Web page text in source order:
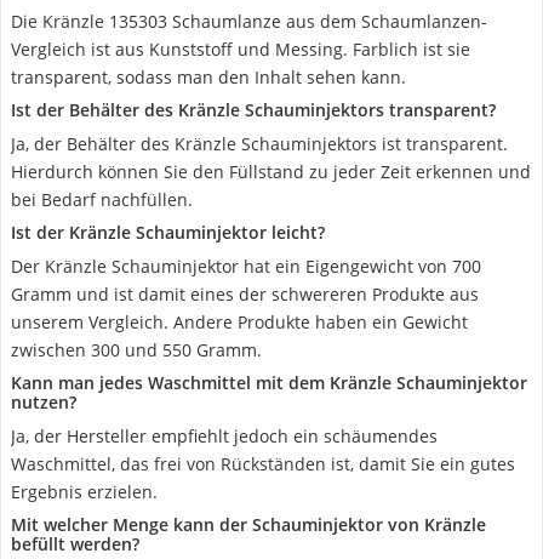
Die Kränzle 135303 Schaumlanze aus dem Schaumlanzen-
Vergleich ist aus Kunststoff und Messing. Farblich ist sie
transparent, sodass man den Inhalt sehen kann.
Ist der Behälter des Kränzle Schauminjektors transparent?
Ja, der Behälter des Kränzle Schauminjektors ist transparent.
Hierdurch können Sie den Füllstand zu jeder Zeit erkennen und
bei Bedarf nachfüllen.
Ist der Kränzle Schauminjektor leicht?
Der Kränzle Schauminjektor hat ein Eigengewicht von 700
Gramm und ist damit eines der schwereren Produkte aus
unserem Vergleich. Andere Produkte haben ein Gewicht
zwischen 300 und 550 Gramm.
Kann man jedes Waschmittel mit dem Kränzle Schauminjektor
nutzen?
Ja, der Hersteller empfiehlt jedoch ein schäumendes
Waschmittel, das frei von Rückständen ist, damit Sie ein gutes
Ergebnis erzielen.
Mit welcher Menge kann der Schauminjektor von Kränzle
befüllt werden?